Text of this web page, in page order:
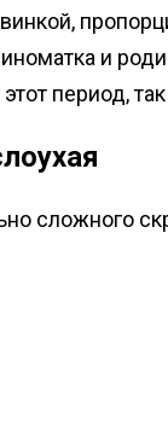
и
период,
сложного